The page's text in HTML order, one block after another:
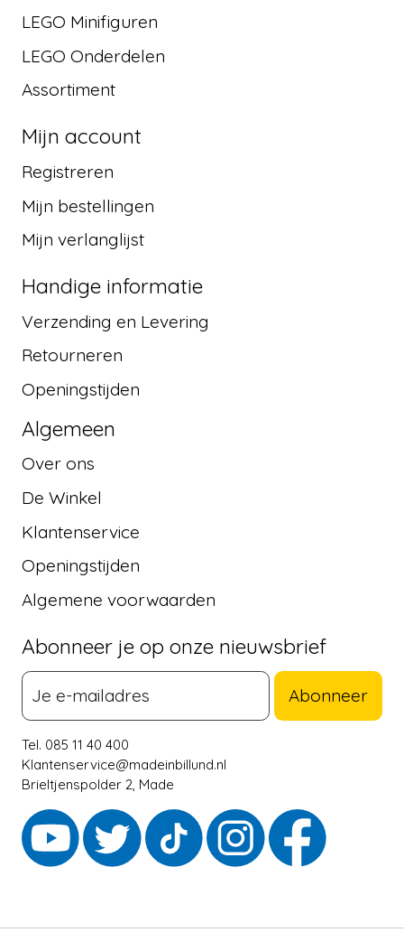
LEGO Minifiguren
LEGO Onderdelen
Assortiment
Mijn account
Registreren
Mijn bestellingen
Mijn verlanglijst
Handige informatie
Verzending en Levering
Retourneren
Openingstijden
Algemeen
Over ons
De Winkel
Klantenservice
Openingstijden
Algemene voorwaarden
Abonneer je op onze nieuwsbrief
Abonneer
Tel. 085 11 40 400
Klantenservice@madeinbillund.nl
Brieltjenspolder 2, Made